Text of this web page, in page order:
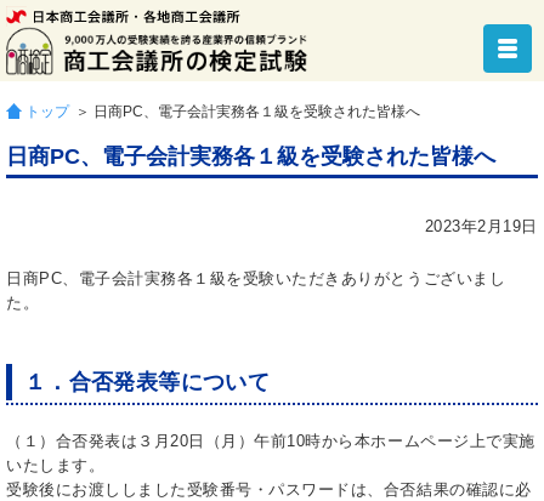
トップ ＞ 日商PC、電子会計実務各１級を受験された皆様へ
日商PC、電子会計実務各１級を受験された皆様へ
2023年2月19日
日商PC、電子会計実務各１級を受験いただきありがとうございまし
た。
１．合否発表等について
（１）合否発表は３月20日（月）午前10時から本ホームページ上で実施
いたします。
受験後にお渡ししました受験番号・パスワードは、合否結果の確認に必